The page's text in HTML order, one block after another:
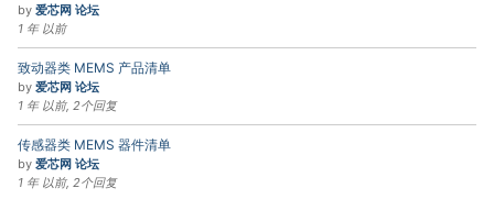
by 爱芯网 论坛
1 年 以前
致动器类 MEMS 产品清单
by 爱芯网 论坛
1 年 以前, 2个回复
传感器类 MEMS 器件清单
by 爱芯网 论坛
1 年 以前, 2个回复